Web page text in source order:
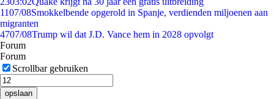
1107/08Smokkelbende opgerold in Spanje, verdienden miljoenen aan
migranten
4707/08Trump wil dat J.D. Vance hem in 2028 opvolgt
Forum
Forum
Scrollbar gebruiken
opslaan